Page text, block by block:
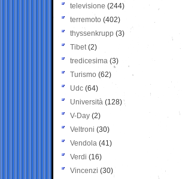
televisione(244)
terremoto (402)
thyssenkrupp (3)
Tibet(2)
tredicesima (3)
Turismo (62)
Udc (64)
Università (128)
V-Day (2)
Veltroni (30)
Vendola (41)
Verdi (16)
Vincenzi (30)